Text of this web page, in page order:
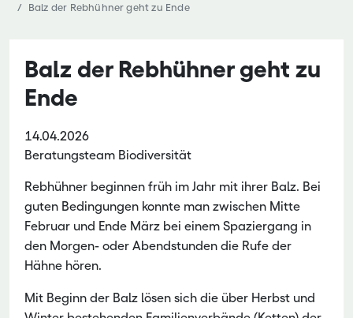
Balz der Rebhühner geht zu Ende
Balz der Rebhühner geht zu
Ende
14.04.2026
Beratungsteam Biodiversität
Rebhühner beginnen früh im Jahr mit ihrer Balz. Bei
guten Bedingungen konnte man zwischen Mitte
Februar und Ende März bei einem Spaziergang in
den Morgen- oder Abendstunden die Rufe der
Hähne hören.
Mit Beginn der Balz lösen sich die über Herbst und